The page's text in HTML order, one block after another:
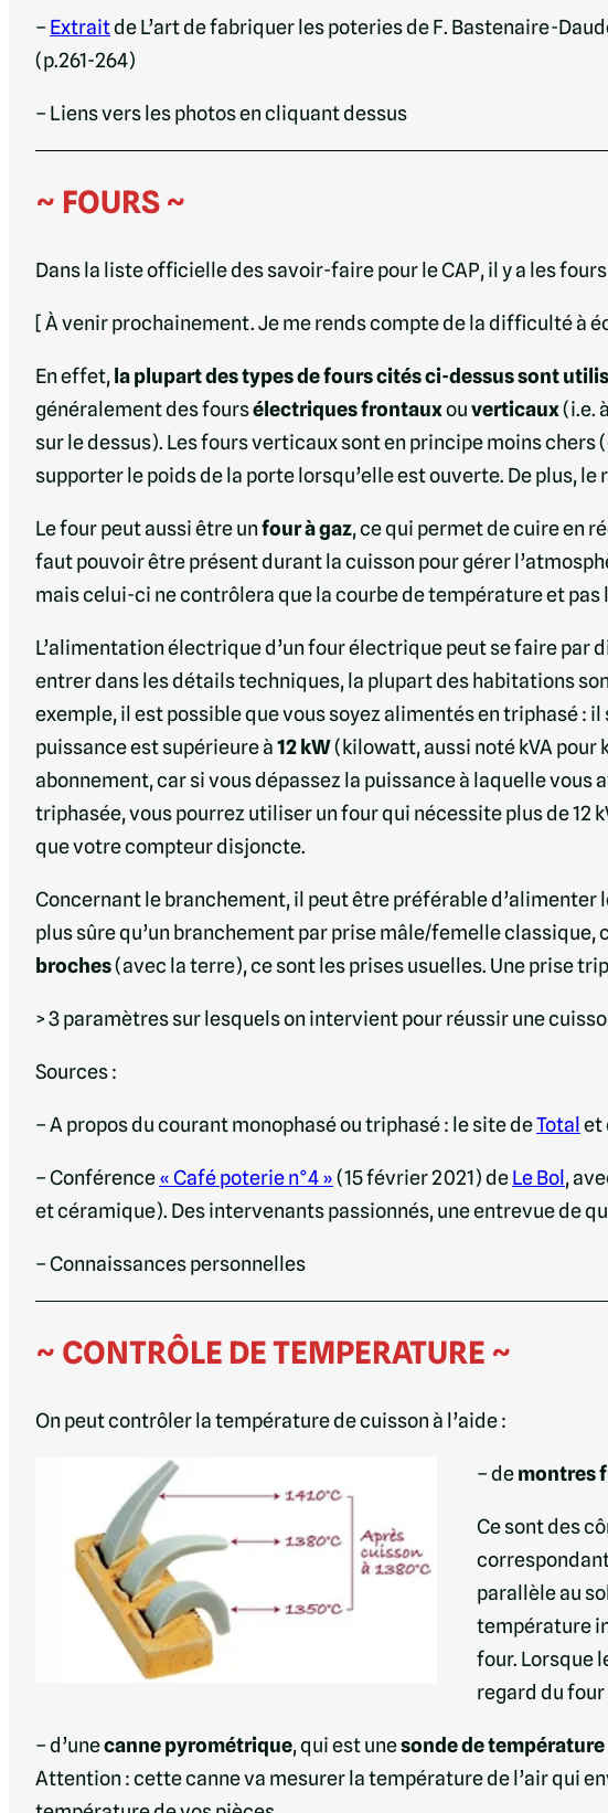
– Extraitde L’art de fabriquer les poteries de F. Bastenaire-
(p.261-264)
– Liens vers les photos en cliquant dessus
~ FOURS ~
Dans la liste officielle des savoir-faire pour le CAP, il y a les fours
[Àvenir prochainement. Je me rends compte de la difficulté à
En effet, la plupart des types de fours cités ci-dessus sont
généralement des foursélectriquesfrontauxouverticaux(i.e.
sur le dessus). Les fours verticaux sont en principe moins
supporter le poids de la porte lorsqu’elle est ouverte. De plus,
Le four peut aussi être unfour à gaz, ce qui permet de cuire en
faut pouvoir être présent durant la cuisson pour gérer
mais celui-ci ne contrôlera que la courbe de température et pas
L’alimentation électrique d’un four électrique peut se faire par
entrer dans les détails techniques, la plupart des habitations
exemple, il est possible que vous soyez alimentés en triphasé :
puissance est supérieure à12 kW(kilowatt, aussi noté kVA
abonnement, car si vous dépassez la puissance à laquelle
triphasée, vous pourrez utiliser un four qui nécessite plus de 12
que votre compteur disjoncte.
Concernant le branchement, il peut être préférable d’alimenter
plus sûre qu’un branchement par prise mâle/femelle
broches(avec la terre), ce sont les prises usuelles. Une prise
> 3 paramètres sur lesquels on intervient pour réussir une
Sources :
– A propos du courant monophasé ou triphasé : le site deTotal et
– Conférence« Café poterie n°4 »(15 février 2021) deLe Bol ,
et céramique). Des intervenants passionnés, une entrevue de
– Connaissances personnelles
~ CONTRÔLE DE TEMPERATURE ~
On peut contrôler la température de cuisson à l’aide :
– demontres
Ce sont des
parallèle au
température
four. Lorsque
regard du
– d’unecanne pyrométrique, qui est unesonde de
Attention : cette canne va mesurer la température de l’airqui